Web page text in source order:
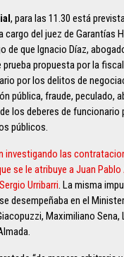
, para las 11.30 está
cargo del juez de Garantías
de que Ignacio Díaz,
propuesta por la
por los delitos de
pública, fraude, peculado,
los deberes de funcionario
públicos.
investigando las
se le atribuye a Juan Pablo
Urribarri. La misma
desempeñaba en el
Maximiliano Sena,